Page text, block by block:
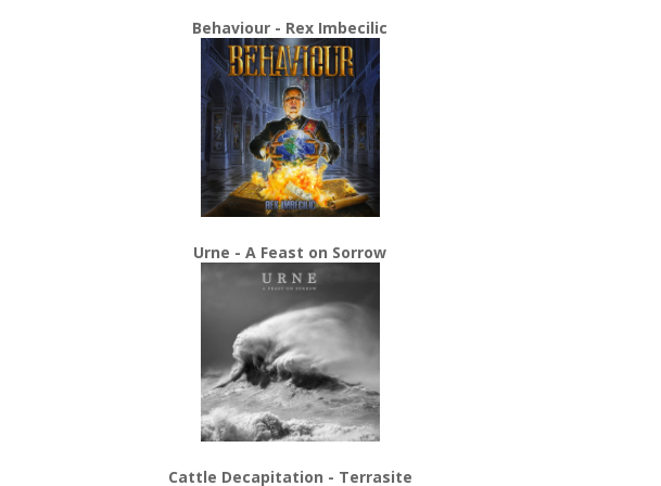
Behaviour - Rex Imbecilic
Urne - A Feast on Sorrow
Cattle Decapitation - Terrasite